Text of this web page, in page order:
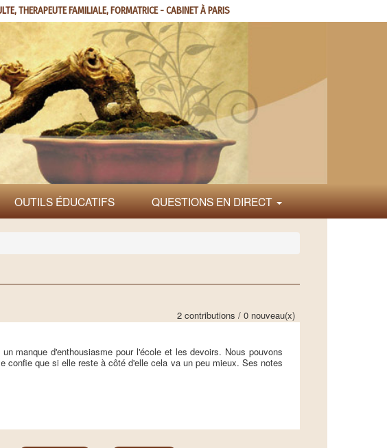
, THERAPEUTE FAMILIALE, FORMATRICE - CABINET À PARIS
OUTILS ÉDUCATIFS QUESTIONS EN DIRECT
2 contributions / 0 nouveau(x)
manque d'enthousiasme pour l'école et les devoirs. Nous pouvons
que si elle reste à côté d'elle cela va un peu mieux. Ses notes